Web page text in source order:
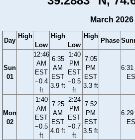
March 2026
Day
High
Low
High
Low
High
Phase
Sun
01
12:46
AM
EST
−0.4
ft
6:35
AM
EST
3.9 ft
1:40
PM
EST
−0.5
ft
7:05
PM
EST
3.3 ft
6:31
Mon
02
1:40
AM
EST
−0.5
ft
7:25
AM
EST
4.0 ft
2:24
PM
EST
−0.7
ft
7:52
PM
EST
3.5 ft
6:29